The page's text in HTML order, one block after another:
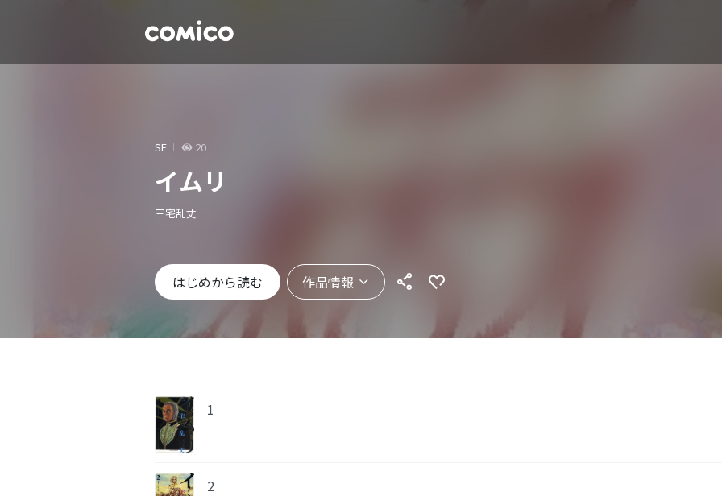
SF 20
イムリ
三宅乱丈
はじめから読む 作品情報
1
2